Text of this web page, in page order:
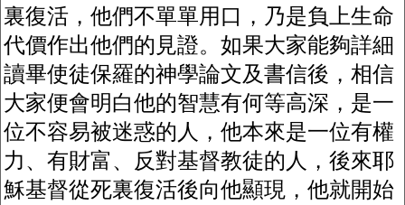
裏復活，他們不單單用口，乃是負上生命
代價作出他們的見證。如果大家能夠詳細
讀畢使徒保羅的神學論文及書信後，相信
大家便會明白他的智慧有何等高深，是一
位不容易被迷惑的人，他本來是一位有權
力、有財富、反對基督教徒的人，後來耶
穌基督從死裏復活後向他顯現，他就開始